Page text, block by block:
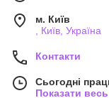
м. Київ
, Київ, Україна
Контакти
Сьогодні
Показати